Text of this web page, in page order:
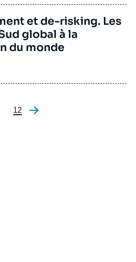
et de-risking. Les
global à la
du monde
Pagination
Page
1Page
2